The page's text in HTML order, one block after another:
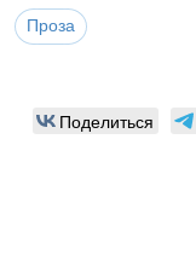
Проза
Поделиться